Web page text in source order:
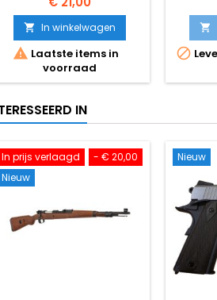
aangedreven FN 509 wordt
geleverd met volledig
gelicenseerde FN Herstal
markeringen!
 In winkelwagen
 Laatste items in
voorraad
1932
Semi-
~300


IN
- € 20,00
In prijs verlaagd
Nieuw
Nieuw